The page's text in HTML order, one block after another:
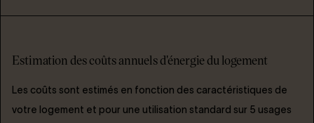
Estimation des coûts annuels d'énergie du logement
Les coûts sont estimés en fonction des caractéristiques de
votre logement et pour une utilisation standard sur 5 usages